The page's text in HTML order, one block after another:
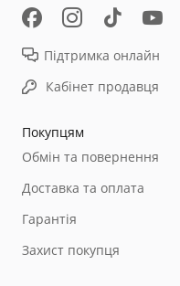
Покупцям
Обмін та повернення
Доставка та оплата
Гарантія
Захист покупця
Підтримка онлайн
Кабінет продавця